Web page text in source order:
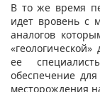
В то же время
идет вровень с
аналогов
ее
обеспечение для
месторождения